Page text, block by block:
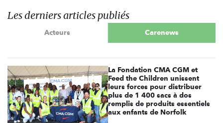
Les derniers articles publiés
Acteurs Carenews
La Fondation CMA CGM et
Feed the Children unissent
leurs forces pour distribuer
plus de 1 400 sacs à dos
remplis de produits essentiels
aux enfants de Norfolk